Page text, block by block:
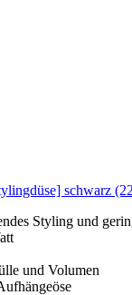
schwarz
Styling und
und Volumen